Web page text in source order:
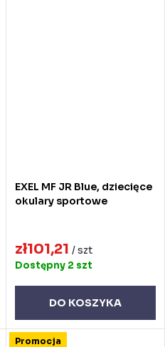
EXEL MF JR Blue, dziecięce
okulary sportowe
zł101,21 / szt
Dostępny 2 szt
DO KOSZYKA
Promocja